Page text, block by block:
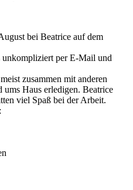
bei Beatrice auf dem
unkompliziert per E-Mail und
zusammen mit anderen
Haus erledigen. Beatrice
viel Spaß bei der Arbeit.